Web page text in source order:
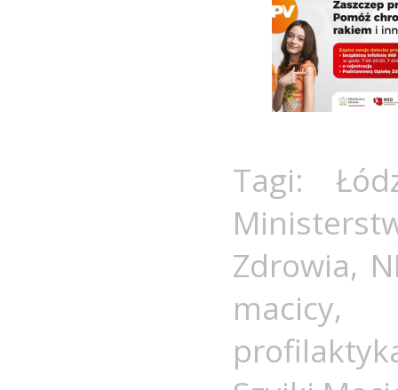
Tagi:
Zdrowia,
macicy